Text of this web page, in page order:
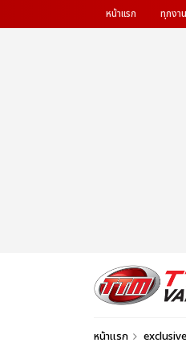
หน้าแรก ทุกงา
หน้าแรก exclusive